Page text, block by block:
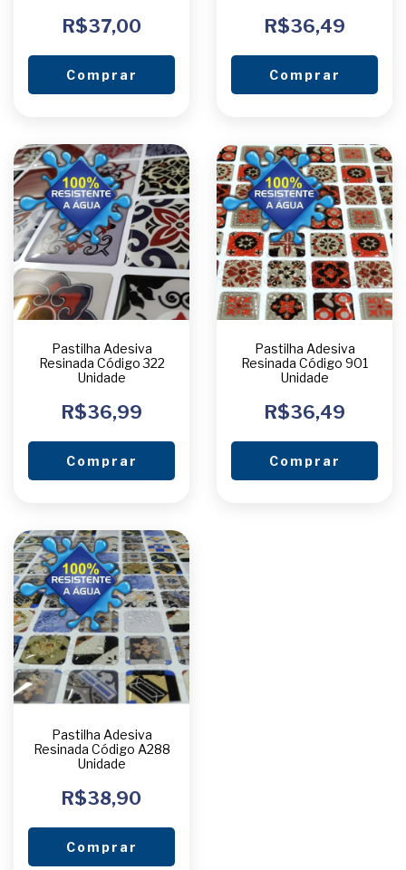
R$37,00
Comprar
R$36,49
Comprar
Pastilha Adesiva
Resinada Código 322
Unidade
R$36,99
Comprar
Pastilha Adesiva
Resinada Código 901
Unidade
R$36,49
Comprar
Pastilha Adesiva
Resinada Código A288
Unidade
R$38,90
Comprar